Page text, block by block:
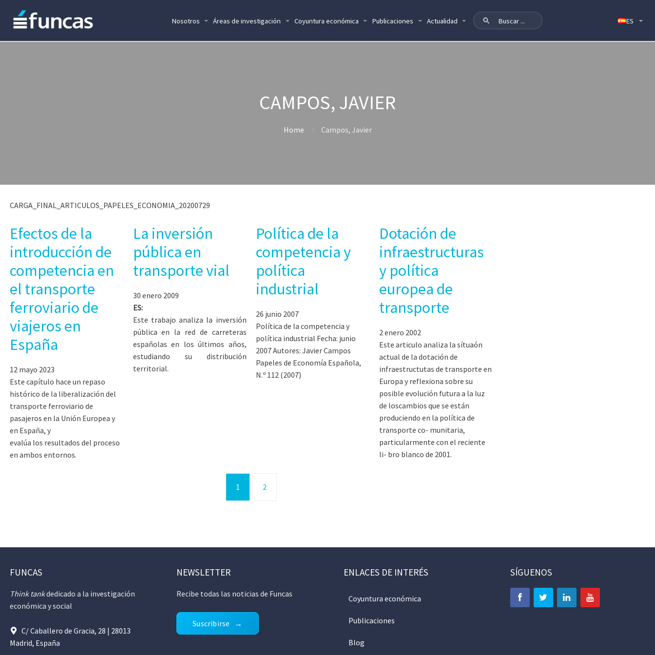
Nosotros Áreas de investigación Coyuntura económica Publicaciones Actualidad
CAMPOS, JAVIER
Home Campos, Javier
CARGA_FINAL_ARTICULOS_PAPELES_ECONOMIA_20200729
Efectos de la
introducción de
competencia en
el transporte
ferroviario de
viajeros en
España
12 mayo 2023
Este capítulo hace un repaso
histórico de la liberalización del
transporte ferroviario de
pasajeros en la Unión Europea y
en España, y
evalúa los resultados del proceso
en ambos entornos.
La inversión
pública en
transporte vial
30 enero 2009
ES:
Este trabajo analiza la inversión
pública en la red de carreteras
españolas en los últimos años,
estudiando su distribución
territorial.
Política de la
competencia y
política
industrial
26 junio 2007
Política de la competencia y
política industrial Fecha: junio
2007 Autores: Javier Campos
Papeles de Economía Española,
N.º 112 (2007)
Dotación de
infraestructuras
y política
europea de
transporte
2 enero 2002
Este articulo analiza la sítuaón
actual de la dotación de
infraestructutas de transporte en
Europa y reflexiona sobre su
posible evolución futura a la luz
de loscambios que se están
produciendo en la política de
transporte co- munitaria,
particularmente con el reciente
li- bro blanco de 2001.
1 2
FUNCAS
Think tankdedicado a la investigación
económica y social
C/ Caballero de Gracia, 28 | 28013
Madrid, España
NEWSLETTER
Recibe todas las noticias de Funcas
Suscribirse
ENLACES DE INTERÉS
Coyuntura económica
Publicaciones
Blog
SÍGUENOS